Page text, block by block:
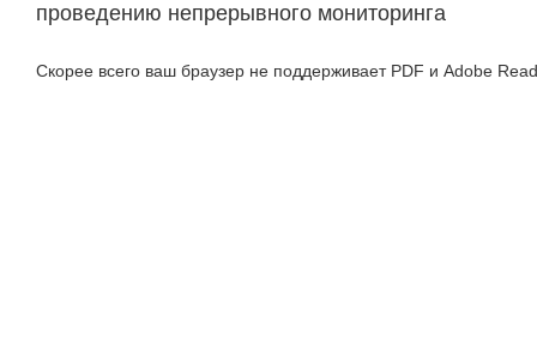
проведению непрерывного мониторинга
Скорее всего ваш браузер не поддерживает PDF и Adobe